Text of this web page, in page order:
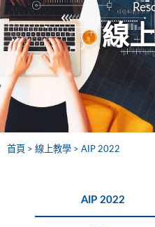
線
首頁 線上教學 AIP 2022
AIP 2022